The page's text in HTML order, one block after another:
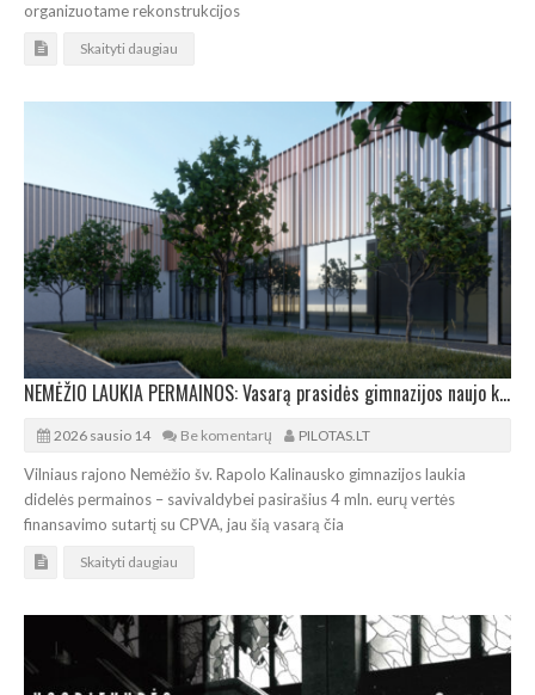
organizuotame rekonstrukcijos
Skaityti daugiau
NEMĖŽIO LAUKIA PERMAINOS: Vasarą prasidės gimnazijos naujo korpuso statybos
2026 sausio 14 Be komentarų PILOTAS.LT
Vilniaus rajono Nemėžio šv. Rapolo Kalinausko gimnazijos laukia
didelės permainos – savivaldybei pasirašius 4 mln. eurų vertės
finansavimo sutartį su CPVA, jau šią vasarą čia
Skaityti daugiau